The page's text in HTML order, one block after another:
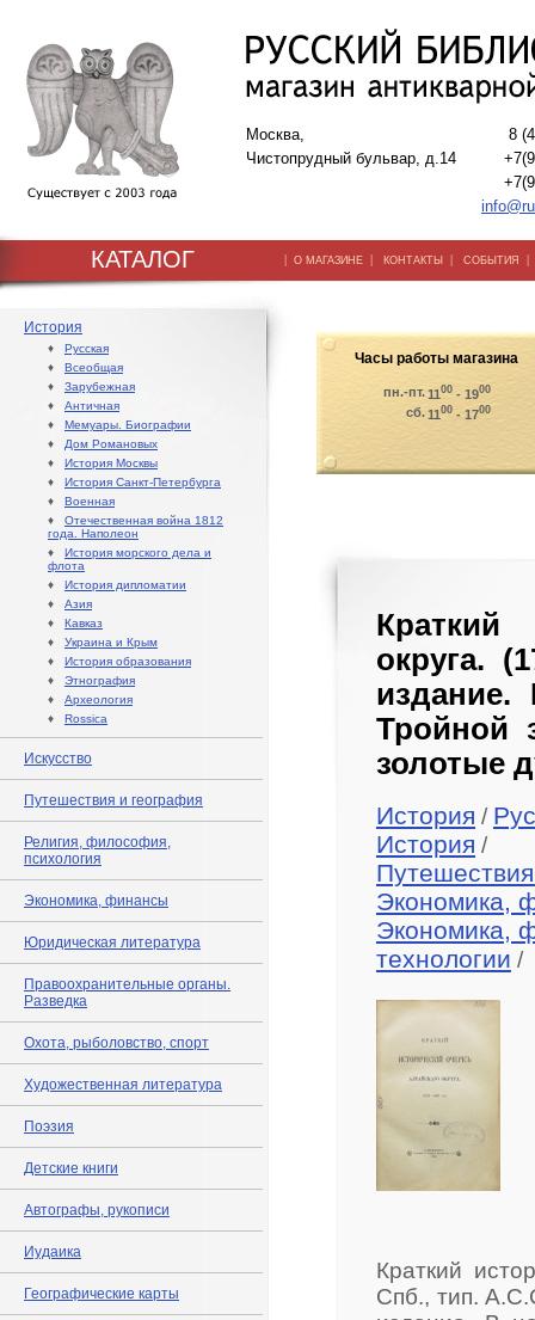
Москва,
Чистопрудный бульвар, д.14
8
КАТАЛОГ | О МАГАЗИНЕ | КОНТАКТЫ | СОБЫТИЯ
История
♦ Русская
♦ Всеобщая
♦ Зарубежная
♦ Античная
♦ Мемуары. Биографии
♦ Дом Романовых
♦ История Москвы
♦ История Санкт-Петербурга
♦ Военная
♦ Отечественная война 1812
года. Наполеон
♦ История морского дела и
флота
♦ История дипломатии
♦ Азия
♦ Кавказ
♦ Украина и Крым
♦ История образования
♦ Этнография
♦ Археология
♦ Rossica
Искусство
Путешествия и география
Религия, философия,
психология
Экономика, финансы
Юридическая литература
Правоохранительные органы.
Разведка
Охота, рыболовство, спорт
Художественная литература
Поэзия
Детские книги
Автографы, рукописи
Иудаика
Географические карты
Часы работы магазина
пн.-пт.1100 - 1900
сб.1100 - 1700
Краткий
округа.
издание.
Тройной
золотые
История /
История /
Экономика,
Экономика,
технологии /
Краткий
Спб., тип.